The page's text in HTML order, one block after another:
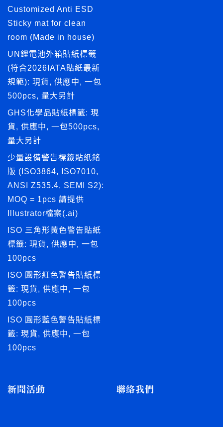
Customized Anti ESD
Sticky mat for clean
room (Made in house)
UN鋰電池外箱貼紙標籤
(符合2026IATA貼紙最新
規範): 現貨, 供應中, 一包
500pcs, 量大另計
GHS化學品貼紙標籤: 現
貨, 供應中, 一包500pcs,
量大另計
少量設備警告標籤貼紙銘
版 (ISO3864, ISO7010,
ANSI Z535.4, SEMI S2):
MOQ = 1pcs 請提供
Illustrator檔案(.ai)
ISO 三角形黃色警告貼紙
標籤: 現貨, 供應中, 一包
100pcs
ISO 圓形紅色警告貼紙標
籤: 現貨, 供應中, 一包
100pcs
ISO 圓形藍色警告貼紙標
籤: 現貨, 供應中, 一包
100pcs
新聞活動 聯絡我們